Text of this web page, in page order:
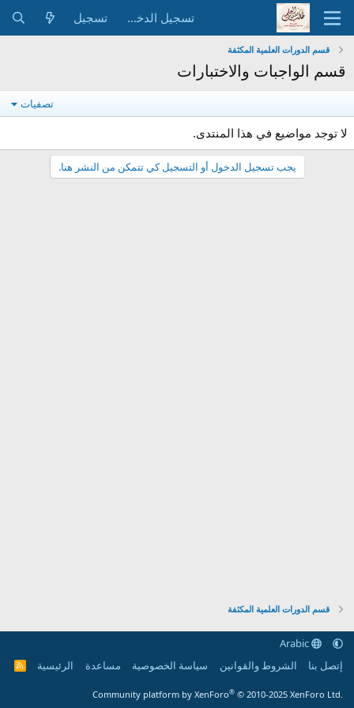
تسجيل الدخول تسجيل
قسم الدورات العلمية المكثفة
قسم الواجبات والاختبارات
تصفيات
لا توجد مواضيع في هذا المنتدى.
يجب تسجيل الدخول أو التسجيل كي تتمكن من النشر هنا.
قسم الدورات العلمية المكثفة
Arabic
إتصل بنا
الشروط والقوانين سياسة الخصوصية مساعدة الرئيسية
R
Community platform by XenForo® © 2010-2025 XenForo Ltd.